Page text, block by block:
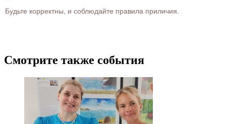
Будьте корректны, и соблюдайте правила приличия.
Смотрите также события